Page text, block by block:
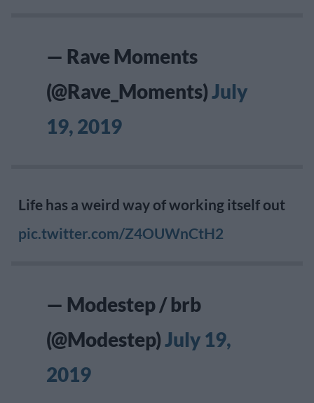
— Rave Moments
(@Rave_Moments)July
19, 2019
Life has a weird way of working itself out
pic.twitter.com/Z4OUWnCtH2
— Modestep / brb
(@Modestep)July 19,
2019